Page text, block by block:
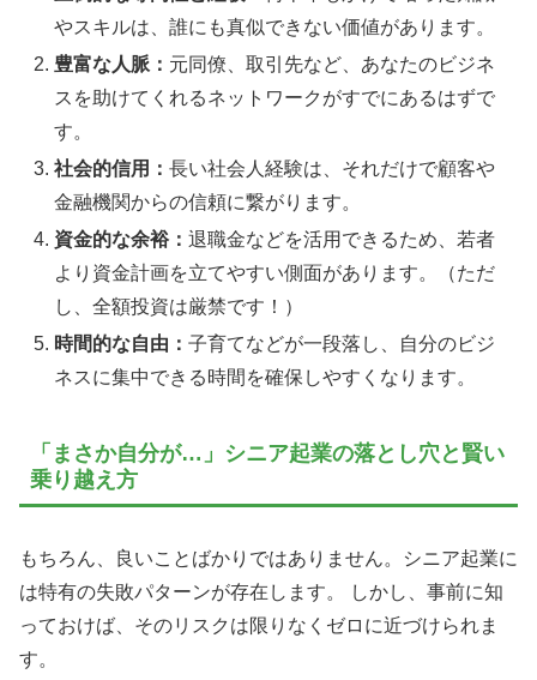
やスキルは、誰にも真似できない価値があります。
豊富な人脈： 元同僚、取引先など、あなたのビジネ
スを助けてくれるネットワークがすでにあるはずで
す。
社会的信用：長い社会人経験は、それだけで顧客や
金融機関からの信頼に繋がります。
資金的な余裕：退職金などを活用できるため、若者
より資金計画を立てやすい側面があります。（ただ
し、全額投資は厳禁です！）
時間的な自由：子育てなどが一段落し、自分のビジ
ネスに集中できる時間を確保しやすくなります。
「まさか自分が…」シニア起業の落とし穴と賢い
乗り越え方
もちろん、良いことばかりではありません。シニア起業に
は特有の失敗パターンが存在します。 しかし、事前に知
っておけば、そのリスクは限りなくゼロに近づけられま
す。